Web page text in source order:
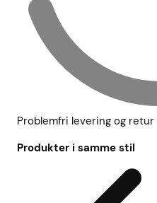
Problemfri levering og retur
Produkter i samme stil